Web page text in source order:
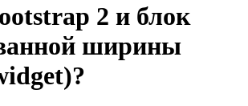
2 и блок
ширины